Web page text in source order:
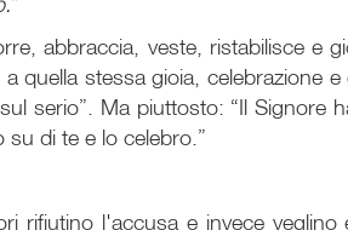
abbraccia, veste, ristabilisce e
quella stessa gioia, celebrazione e
serio”. Ma piuttosto: “Il Signore
di te e lo celebro.”
rifiutino l'accusa e invece